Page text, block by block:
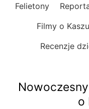
Felietony
Filmy o
Recenzje
o